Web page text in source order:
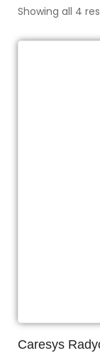
Showing all 4
Caresys